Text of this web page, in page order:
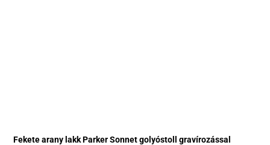
Fekete arany lakk Parker Sonnet golyóstoll gravírozással